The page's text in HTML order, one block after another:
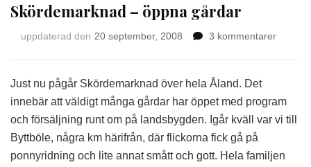
Skördemarknad – öppna gårdar
uppdaterad den 20 september, 2008 3 kommentarertill
Just nu pågår Skördemarknad över hela Åland. Det
innebär att väldigt många gårdar har öppet med program
och försäljning runt om på landsbygden. Igår kväll var vi till
Byttböle, några km härifrån, där flickorna fick gå på
ponnyridning och lite annat smått och gott. Hela familjen